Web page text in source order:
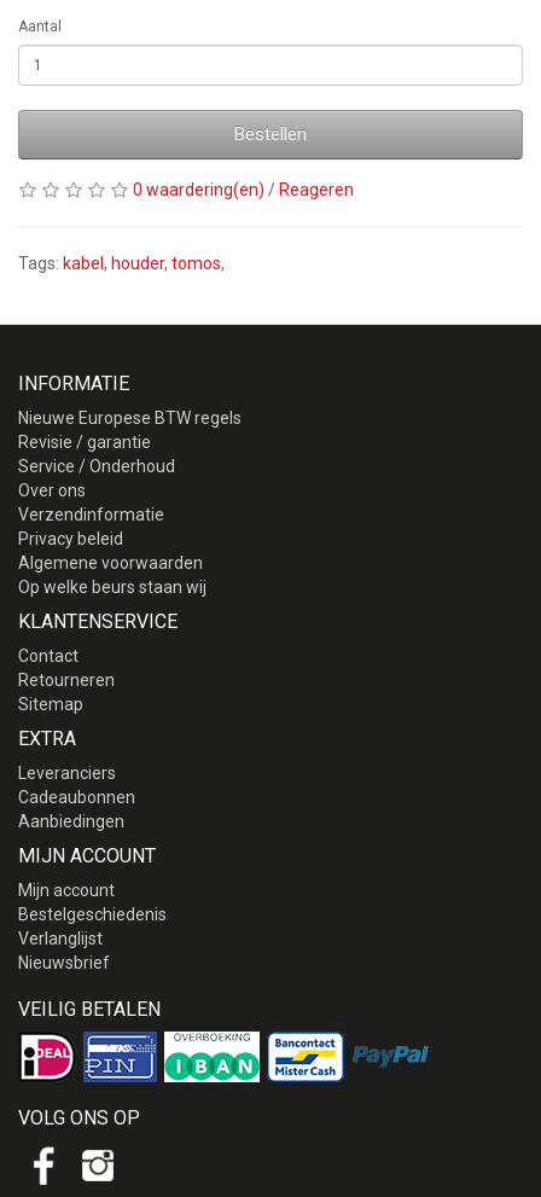
Aantal
Bestellen
0 waardering(en) / Reageren
Tags: kabel , houder, tomos,
INFORMATIE
Nieuwe Europese BTW regels
Revisie / garantie
Service / Onderhoud
Over ons
Verzendinformatie
Privacy beleid
Algemene voorwaarden
Op welke beurs staan wij
KLANTENSERVICE
Contact
Retourneren
Sitemap
EXTRA
Leveranciers
Cadeaubonnen
Aanbiedingen
MIJN ACCOUNT
Mijn account
Bestelgeschiedenis
Verlanglijst
Nieuwsbrief
VEILIG BETALEN
VOLG ONS OP